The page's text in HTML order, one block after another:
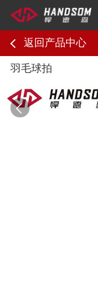
返回产品中心
羽毛球拍